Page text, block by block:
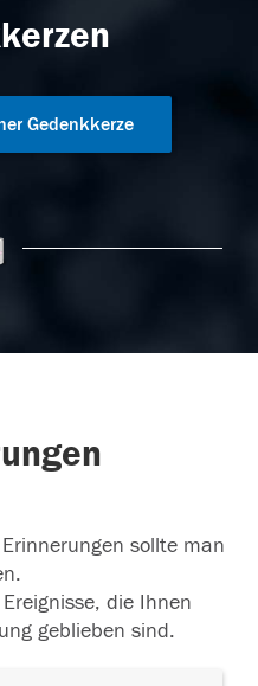
Gedenkkerze
sollte man
die Ihnen
geblieben sind.